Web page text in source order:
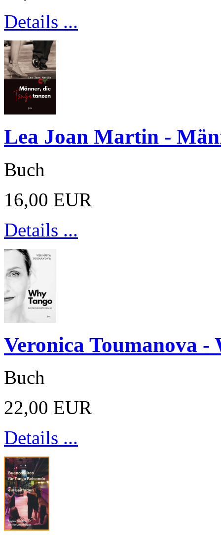
Details ...
Lea Joan Martin -
Buch
16,00 EUR
Details ...
Veronica Toumanova -
Buch
22,00 EUR
Details ...